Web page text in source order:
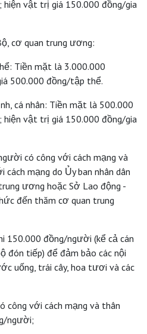
hiện vật trị giá 150.000 đồng/gia
cơ quan trung ương:
Tiền mặt là 3.000.000
500.000 đồng/tập thể.
cá nhân: Tiền mặt là 500.000
hiện vật trị giá 150.000 đồng/gia
có công với cách mạng và
mạng do Ủy ban nhân dân
ương hoặc Sở Lao động -
đến thăm cơ quan trung
150.000 đồng/người (kể cả cán
đón tiếp) để đảm bảo các nội
uống, trái cây, hoa tươi và các
công với cách mạng và thân
người;